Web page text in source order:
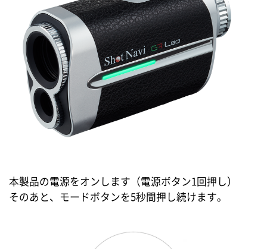
本製品の電源をオンします（電源ボタン1回押し）
そのあと、モードボタンを5秒間押し続けます。